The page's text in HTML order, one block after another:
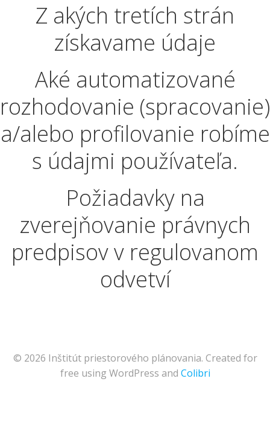
Z akých tretích strán
získavame údaje
Aké automatizované
rozhodovanie (spracovanie)
a/alebo profilovanie robíme
s údajmi používateľa.
Požiadavky na
zverejňovanie právnych
predpisov v regulovanom
odvetví
© 2026 Inštitút priestorového plánovania. Created for
free using WordPress and Colibri